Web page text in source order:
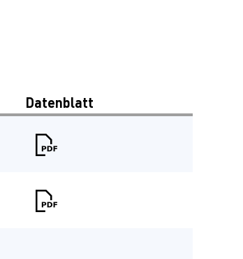
Datenblatt